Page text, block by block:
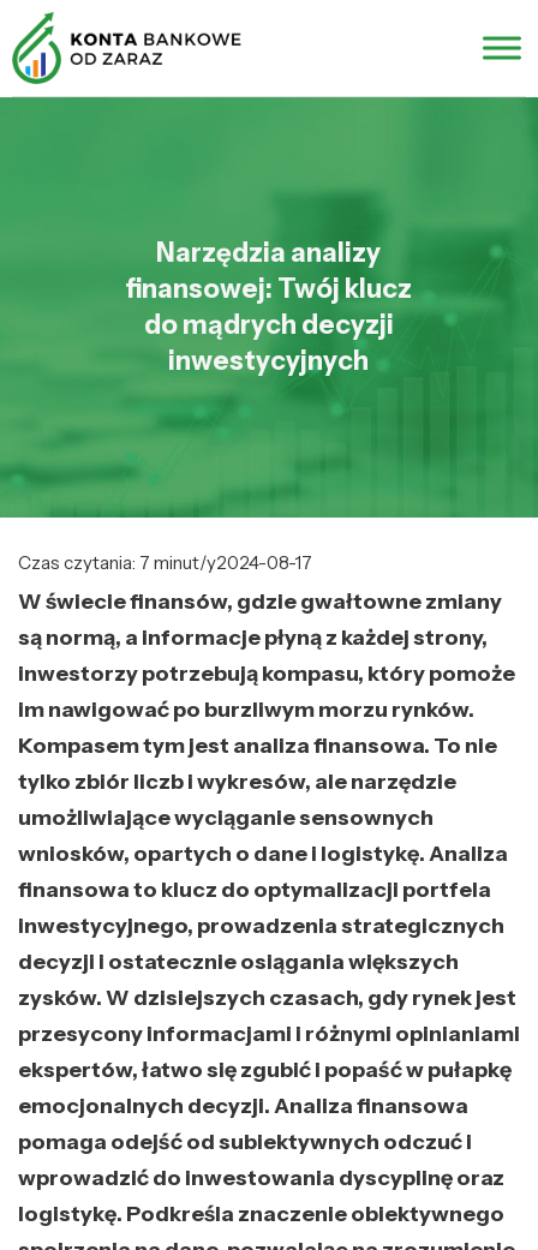
Narzędzia analizy
finansowej: Twój klucz
do mądrych decyzji
inwestycyjnych
Czas czytania: 7 minut/y2024-08-17
W świecie finansów, gdzie gwałtowne zmiany
są normą, a informacje płyną z każdej strony,
inwestorzy potrzebują kompasu, który pomoże
im nawigować po burzliwym morzu rynków.
Kompasem tym jest analiza finansowa. To nie
tylko zbiór liczb i wykresów, ale narzędzie
umożliwiające wyciąganie sensownych
wniosków, opartych o dane i logistykę. Analiza
finansowa to klucz do optymalizacji portfela
inwestycyjnego, prowadzenia strategicznych
decyzji i ostatecznie osiągania większych
zysków. W dzisiejszych czasach, gdy rynek jest
przesycony informacjami i różnymi opinianiami
ekspertów, łatwo się zgubić i popaść w pułapkę
emocjonalnych decyzji. Analiza finansowa
pomaga odejść od subiektywnych odczuć i
wprowadzić do inwestowania dyscyplinę oraz
logistykę. Podkreśla znaczenie obiektywnego